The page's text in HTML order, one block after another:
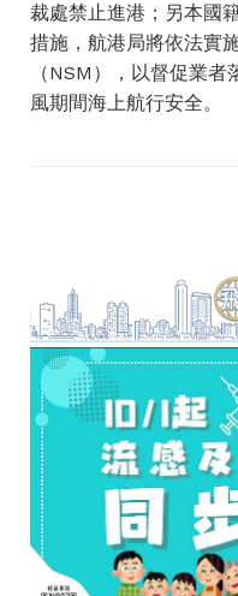
裁處禁止進港；另本國
措施，航港局將依法實
（NSM），以督促業
風期間海上航行安全。